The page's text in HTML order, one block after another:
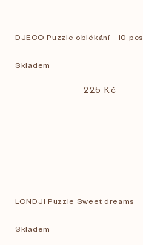
DJECO Puzzle oblékání - 10 pcs
Skladem
225 Kč
LONDJI Puzzle Sweet dreams
Skladem